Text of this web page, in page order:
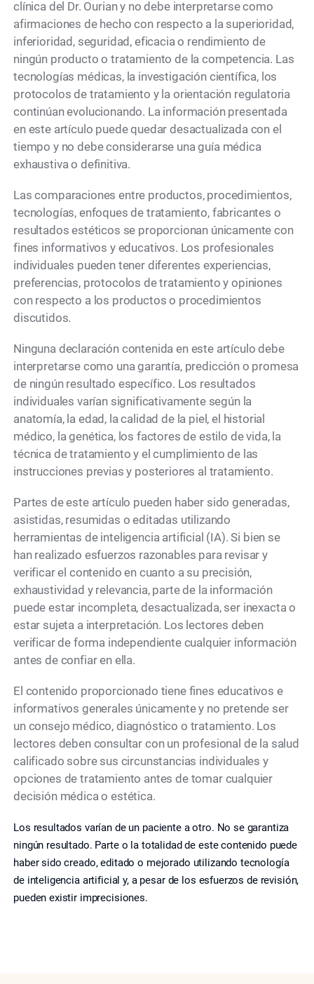
clínica del Dr. Ourian y no debe interpretarse como
afirmaciones de hecho con respecto a la superioridad,
inferioridad, seguridad, eficacia o rendimiento de
ningún producto o tratamiento de la competencia. Las
tecnologías médicas, la investigación científica, los
protocolos de tratamiento y la orientación regulatoria
continúan evolucionando. La información presentada
en este artículo puede quedar desactualizada con el
tiempo y no debe considerarse una guía médica
exhaustiva o definitiva.
Las comparaciones entre productos, procedimientos,
tecnologías, enfoques de tratamiento, fabricantes o
resultados estéticos se proporcionan únicamente con
fines informativos y educativos. Los profesionales
individuales pueden tener diferentes experiencias,
preferencias, protocolos de tratamiento y opiniones
con respecto a los productos o procedimientos
discutidos.
Ninguna declaración contenida en este artículo debe
interpretarse como una garantía, predicción o promesa
de ningún resultado específico. Los resultados
individuales varían significativamente según la
anatomía, la edad, la calidad de la piel, el historial
médico, la genética, los factores de estilo de vida, la
técnica de tratamiento y el cumplimiento de las
instrucciones previas y posteriores al tratamiento.
Partes de este artículo pueden haber sido generadas,
asistidas, resumidas o editadas utilizando
herramientas de inteligencia artificial (IA). Si bien se
han realizado esfuerzos razonables para revisar y
verificar el contenido en cuanto a su precisión,
exhaustividad y relevancia, parte de la información
puede estar incompleta, desactualizada, ser inexacta o
estar sujeta a interpretación. Los lectores deben
verificar de forma independiente cualquier información
antes de confiar en ella.
El contenido proporcionado tiene fines educativos e
informativos generales únicamente y no pretende ser
un consejo médico, diagnóstico o tratamiento. Los
lectores deben consultar con un profesional de la salud
calificado sobre sus circunstancias individuales y
opciones de tratamiento antes de tomar cualquier
decisión médica o estética.
Los resultados varían de un paciente a otro. No se garantiza
ningún resultado. Parte o la totalidad de este contenido puede
haber sido creado, editado o mejorado utilizando tecnología
de inteligencia artificial y, a pesar de los esfuerzos de revisión,
pueden existir imprecisiones.